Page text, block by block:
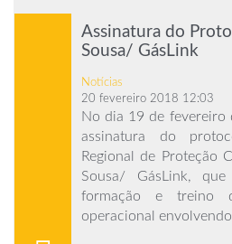
Assinatura do
Sousa/ GásLink
Notícias
20 fevereiro 2018 12:03
No dia 19 de fevereiro
assinatura do
Regional de Proteção
Sousa/ GásLink,
formação e treino
operacional